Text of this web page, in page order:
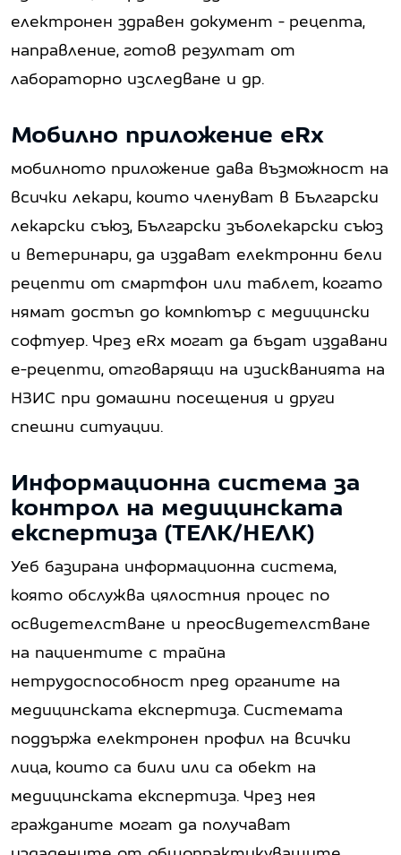
електронен здравен документ - рецепта,
направление, готов резултат от
лабораторно изследване и др.
Мобилно приложение еRx
мобилното приложение дава възможност на
всички лекари, които членуват в Български
лекарски съюз, Български зъболекарски съюз
и ветеринари, да издават електронни бели
рецепти от смартфон или таблет, когато
нямат достъп до компютър с медицински
софтуер. Чрез eRx могат да бъдат издавани
е-рецепти, отговарящи на изискванията на
НЗИС при домашни посещения и други
спешни ситуации.
Информационна система за
контрол на медицинската
експертиза (ТЕЛК/НЕЛК)
Уеб базирана информационна система,
която обслужва цялостния процес по
освидетелстване и преосвидетелстване
на пациентите с трайна
нетрудоспособност пред органите на
медицинската експертиза. Системата
поддържа електронен профил на всички
лица, които са били или са обект на
медицинската експертиза. Чрез нея
гражданите могат да получават